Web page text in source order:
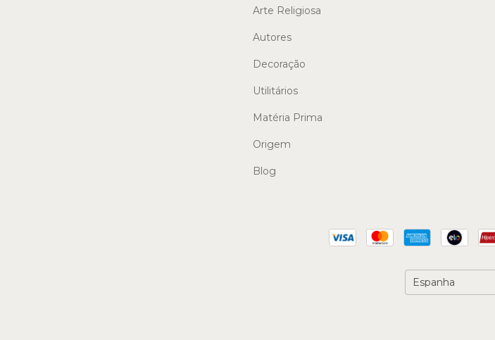
Arte Religiosa
Autores
Decoração
Utilitários
Matéria Prima
Origem
Blog